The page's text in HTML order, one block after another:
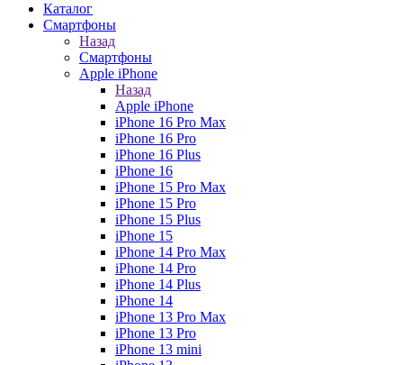
Каталог
Смартфоны
Назад
Смартфоны
Apple iPhone
Назад
Apple iPhone
iPhone 16 Pro Max
iPhone 16 Pro
iPhone 16 Plus
iPhone 16
iPhone 15 Pro Max
iPhone 15 Pro
iPhone 15 Plus
iPhone 15
iPhone 14 Pro Max
iPhone 14 Pro
iPhone 14 Plus
iPhone 14
iPhone 13 Pro Max
iPhone 13 Pro
iPhone 13 mini